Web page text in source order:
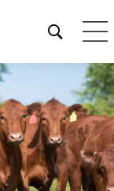
Open
site
search
form